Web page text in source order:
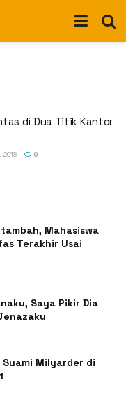
di Dua Titik Kantor
2018 0
Mahasiswa
Terakhir Usai
Saya Pikir Dia
Milyarder di